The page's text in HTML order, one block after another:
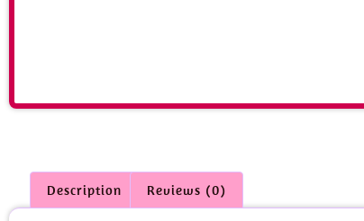
Description Reviews (0)